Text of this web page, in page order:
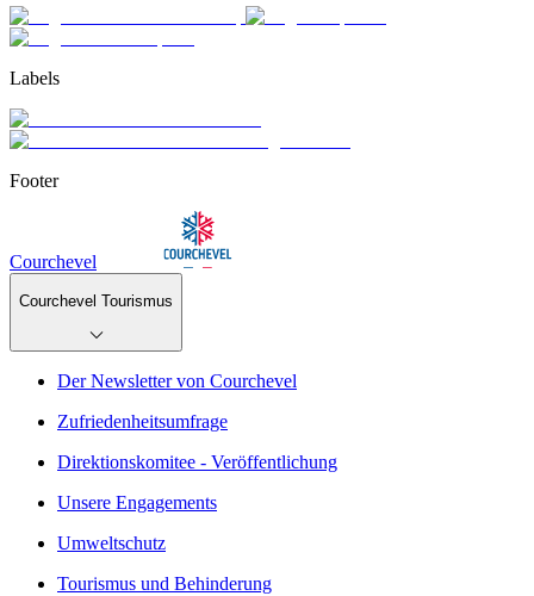
Labels
Footer
Courchevel
Courchevel Tourismus
Der Newsletter von Courchevel
Zufriedenheitsumfrage
Direktionskomitee - Veröffentlichung
Unsere Engagements
Umweltschutz
Tourismus und Behinderung